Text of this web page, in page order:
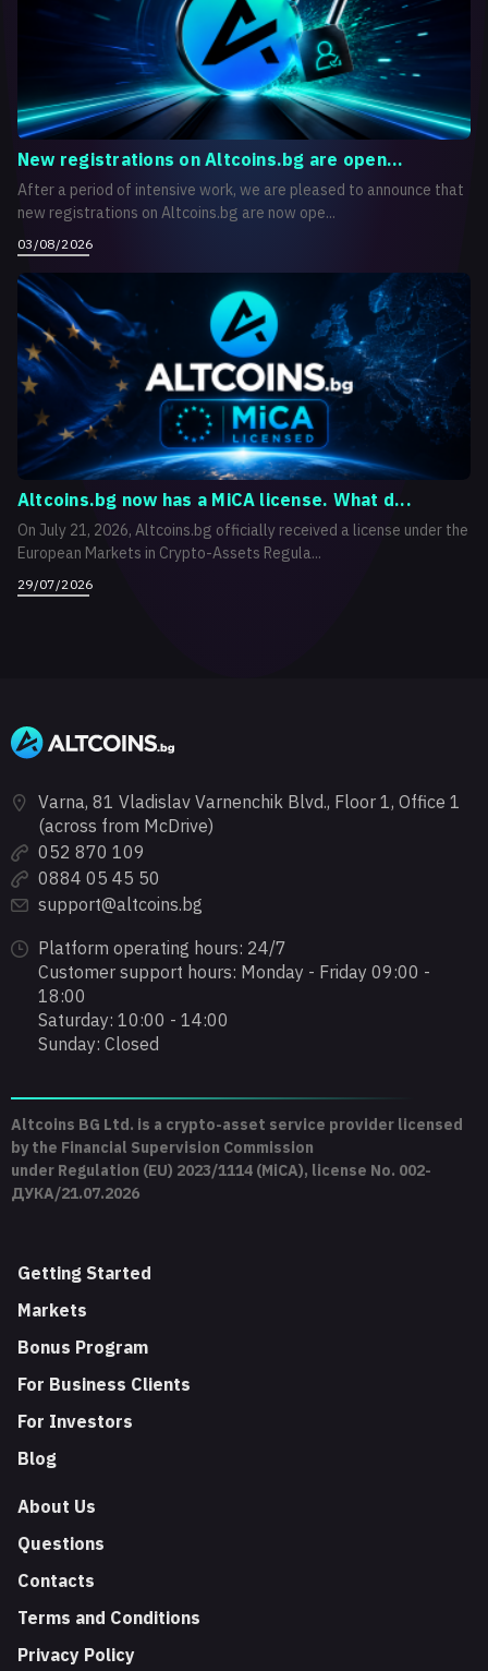
New registrations on Altcoins.bg are open...
After a period of intensive work, we are pleased to announce that
new registrations on Altcoins.bg are now ope...
03/08/2026
Altcoins.bg now has a MiCA license. What d...
On July 21, 2026, Altcoins.bg officially received a license under the
European Markets in Crypto-Assets Regula...
29/07/2026
Varna, 81 Vladislav Varnenchik Blvd., Floor 1, Office 1
(across from McDrive)
052 870 109
0884 05 45 50
support@altcoins.bg
Platform operating hours: 24/7
Customer support hours: Monday - Friday 09:00 -
18:00
Saturday: 10:00 - 14:00
Sunday: Closed
Altcoins BG Ltd. is a crypto-asset service provider licensed
by the Financial Supervision Commission
under Regulation (EU) 2023/1114 (MiCA), license No. 002-
ДУКА/21.07.2026
Getting Started
Markets
Bonus Program
For Business Clients
For Investors
Blog
About Us
Questions
Contacts
Terms and Conditions
Privacy Policy